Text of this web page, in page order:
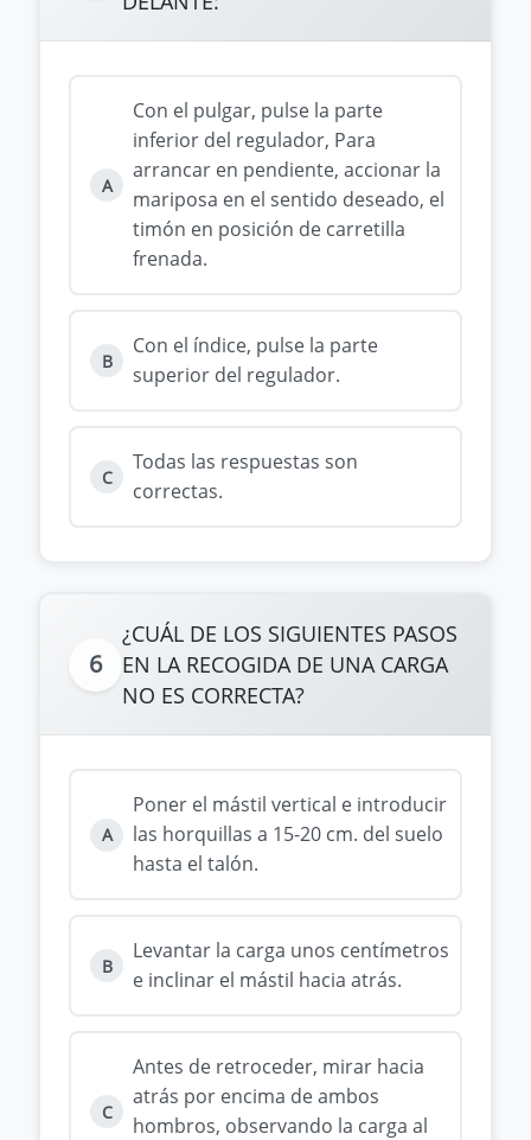
A
Con el pulgar, pulse la parte
inferior del regulador, Para
arrancar en pendiente, accionar la
mariposa en el sentido deseado, el
timón en posición de carretilla
frenada.
B
Con el índice, pulse la parte
superior del regulador.
C
Todas las respuestas son
correctas.
6
¿CUÁL DE LOS SIGUIENTES PASOS
EN LA RECOGIDA DE UNA CARGA
NO ES CORRECTA?
A
Poner el mástil vertical e introducir
las horquillas a 15-20 cm. del suelo
hasta el talón.
B
Levantar la carga unos centímetros
e inclinar el mástil hacia atrás.
C
Antes de retroceder, mirar hacia
atrás por encima de ambos
hombros, observando la carga al